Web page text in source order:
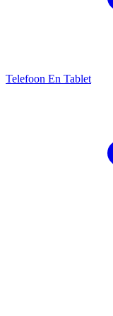
Telefoon En Tablet